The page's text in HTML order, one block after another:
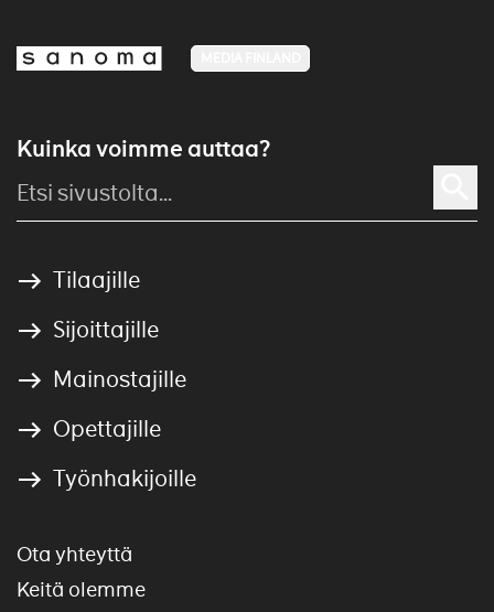
Kuinka voimme auttaa?
Tilaajille
Sijoittajille
Mainostajille
Opettajille
Työnhakijoille
Ota yhteyttä
Keitä olemme